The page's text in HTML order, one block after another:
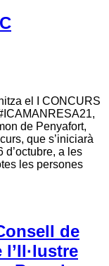
el I CONCURS
de Penyafort,
que s’iniciarà
a les
les persones
de